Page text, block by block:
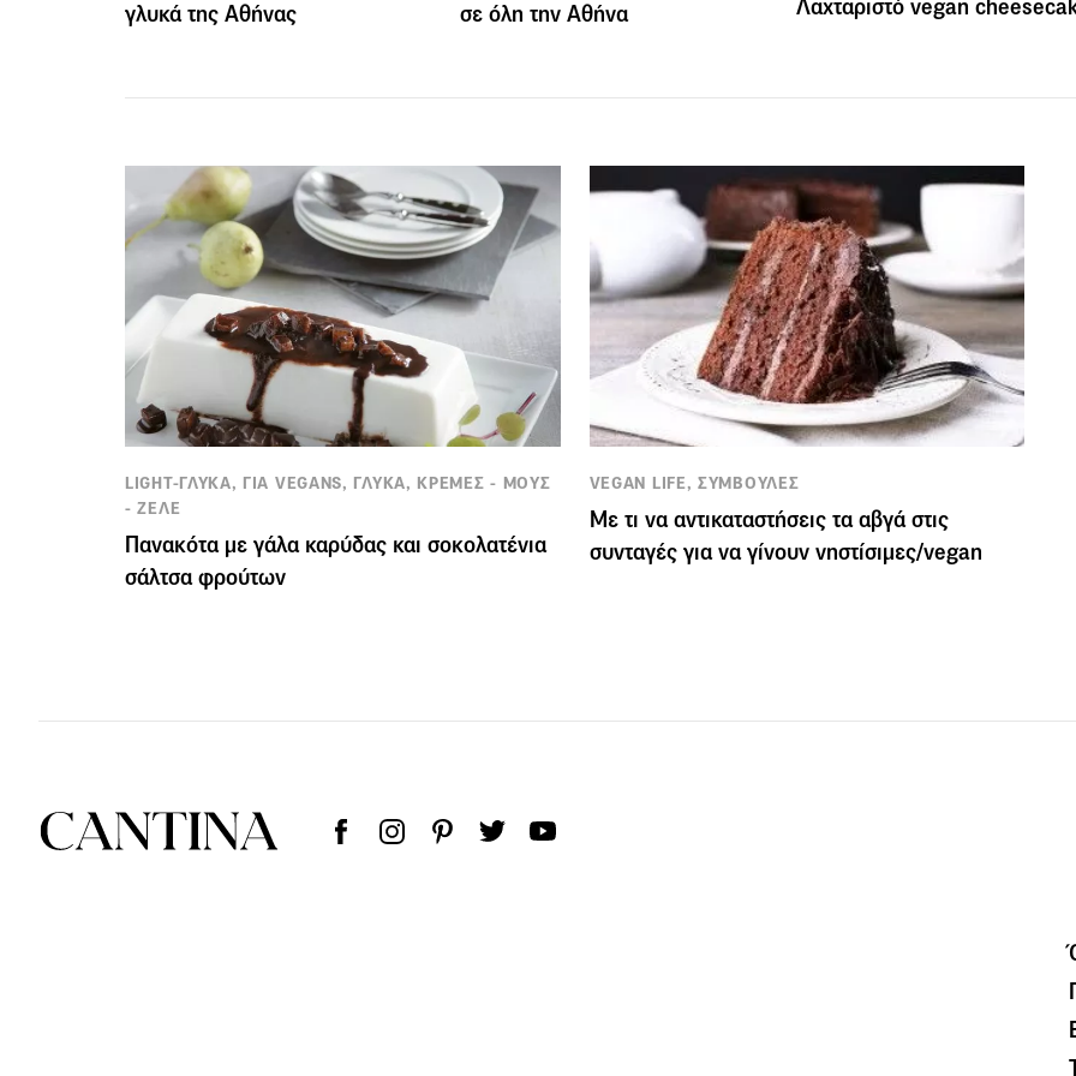
γλυκά της Αθήνας σε όλη την Αθήνα Λαχταριστό vegan
LIGHT-ΓΛΥΚΑ, ΓΙΑ VEGANS, ΓΛΥΚΑ, ΚΡΕΜΕΣ - ΜΟΥΣ
- ΖΕΛΕ
Πανακότα με γάλα καρύδας και σοκολατένια
σάλτσα φρούτων
VEGAN LIFE, ΣΥΜΒΟΥΛΕΣ
Με τι να αντικαταστήσεις τα αβγά στις
συνταγές για να γίνουν νηστίσιμες/vegan